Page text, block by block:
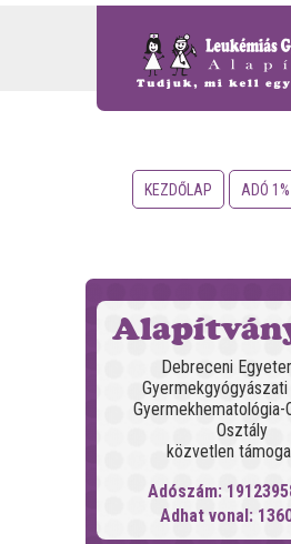
KEZDŐLAP ADÓ
Debreceni
Gyermekhematológia-
Osztály
közvetlen
Adószám:
Adhat vonal: